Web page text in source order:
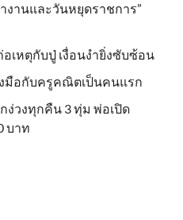
งานและวันหยุดราชการ”
เหตุกับปู่ เงื่อนงำยิ่งซับซ้อน
งมือกับครูคณิตเป็นคนแรก
ง่วงทุกคืน 3 ทุ่ม พ่อเปิด
บาท